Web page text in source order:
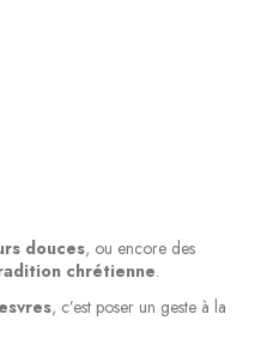
douces, ou encore des
chrétienne.
, c’est poser un geste à la